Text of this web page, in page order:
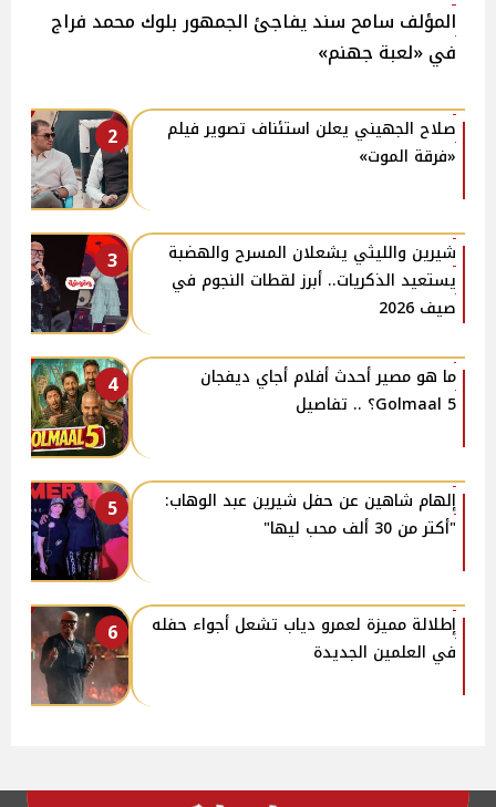
المؤلف سامح سند يفاجئ الجمهور بلوك محمد فراج
في «لعبة جهنم»
2
صلاح الجهيني يعلن استئناف تصوير فيلم
«فرقة الموت»
3
شيرين والليثي يشعلان المسرح والهضبة
يستعيد الذكريات.. أبرز لقطات النجوم في
صيف 2026
4
ما هو مصير أحدث أفلام أجاي ديفجان
Golmaal 5؟ .. تفاصيل
5
إلهام شاهين عن حفل شيرين عبد الوهاب:
"أكتر من 30 ألف محب ليها"
6
إطلالة مميزة لعمرو دياب تشعل أجواء حفله
في العلمين الجديدة